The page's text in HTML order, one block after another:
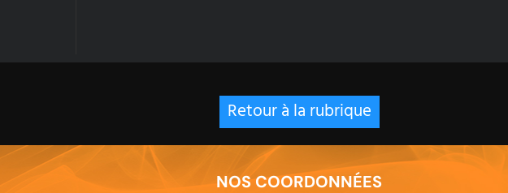
Retour à la rubrique
NOS COORDONNÉES